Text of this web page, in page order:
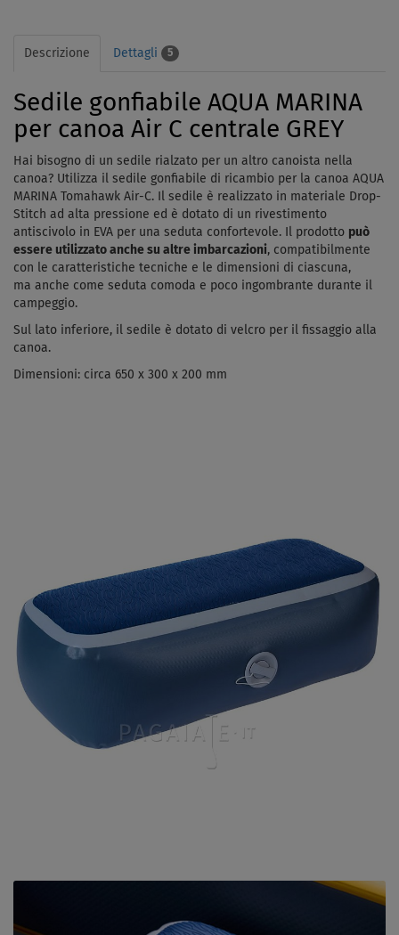
Descrizione Dettagli 5
Sedile gonfiabile AQUA MARINA
per canoa Air C centrale GREY
Hai bisogno di un sedile rialzato per un altro canoista nella
canoa? Utilizza il sedile gonfiabile di ricambio per la canoa AQUA
MARINA Tomahawk Air-C. Il sedile è realizzato in materiale Drop-
Stitch ad alta pressione ed è dotato di un rivestimento
antiscivolo in EVA per una seduta confortevole. I l prodotto può
essere utilizzato anche su altre imbarcazioni, compatibilmente
con le caratteristiche tecniche e le dimensioni di ciascuna,
ma anche come seduta comoda e poco ingombrante durante il
campeggio.
Sul lato inferiore, il sedile è dotato di velcro per il fissaggio alla
canoa.
Dimensioni: circa 650 x 300 x 200 mm